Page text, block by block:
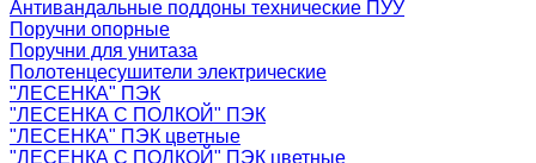
Антивандальные поддоны технические ПУУ
Поручни опорные
Поручни для унитаза
Полотенцесушители электрические
"ЛЕСЕНКА" ПЭК
"ЛЕСЕНКА С ПОЛКОЙ" ПЭК
"ЛЕСЕНКА" ПЭК цветные
"ЛЕСЕНКА С ПОЛКОЙ" ПЭК цветные